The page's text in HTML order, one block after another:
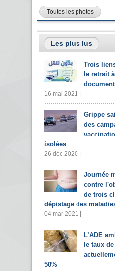
Toutes les photos
Les plus lus
Trois
le retrait
16 mai 2021 |
Grippe
des
isolées
26 déc 2020 |
Journée
contre
de trois
dépistage des
04 mar 2021 |
L’ADE
le taux
50%